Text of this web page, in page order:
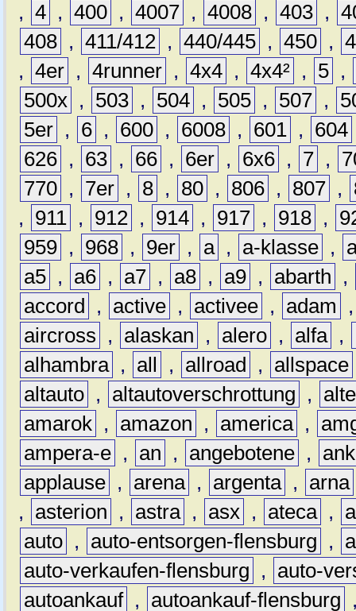
, 4 , 400 , 4007 , 4008 , 403 ,
408 , 411/412 , 440/445 , 450 ,
, 4er , 4runner , 4x4 , 4x4² , 5 ,
500x , 503 , 504 , 505 , 507 ,
5er , 6 , 600 , 6008 , 601 , 604
626 , 63 , 66 , 6er , 6x6 , 7 ,
770 , 7er , 8 , 80 , 806 , 807 ,
,
911 , 912 , 914 , 917 , 918 ,
959 , 968 , 9er , a , a-klasse ,
a5 , a6 , a7 , a8 , a9 , abarth
,
accord
, active , activee , adam
aircross
, alaskan , alero , alfa ,
alhambra , all , allroad , allspace
altauto , altautoverschrottung ,
amarok , amazon , america ,
ampera-e , an , angebotene ,
applause , arena , argenta , arna
,
asterion , astra , asx , ateca ,
auto , auto-entsorgen-flensburg ,
auto-verkaufen-flensburg
,
auto-
autoankauf , autoankauf-flensburg